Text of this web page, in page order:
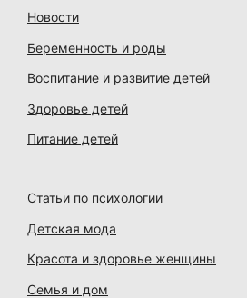
Новости
Беременность и роды
Воспитание и развитие детей
Здоровье детей
Питание детей
Статьи по психологии
Детская мода
Красота и здоровье женщины
Семья и дом